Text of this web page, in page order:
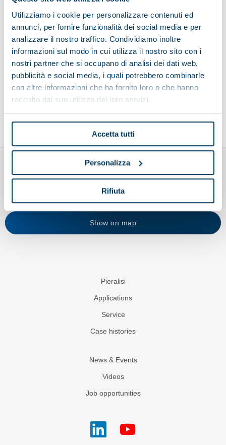
Utilizziamo i cookie per personalizzare contenuti ed
annunci, per fornire funzionalità dei social media e per
analizzare il nostro traffico. Condividiamo inoltre
informazioni sul modo in cui utilizza il nostro sito con i
nostri partner che si occupano di analisi dei dati web,
pubblicità e social media, i quali potrebbero combinarle
con altre informazioni che ha fornito loro o che hanno
raccolto dal suo utilizzo dei loro servizi.
Accetta tutti
Personalizza
Rifiuta
expertise?
Submit your unsolicited application. We’re always happy
to receive interesting applications: we’ll get in touch as
soon as a suitable job opportunity in Pieralisi arises.
Send your CV
Show on map
Pieralisi
Applications
Service
Case histories
News & Events
Videos
Job opportunities